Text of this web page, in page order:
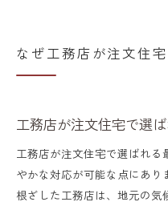
なぜ工務店が注文住
工務店が注文住宅で選
工務店が注文住宅で選ばれ
やかな対応が可能な点にあ
根ざした工務店は、地元の